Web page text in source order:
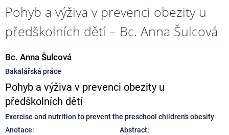
Pohyb a výživa v prevenci obezity u
předškolních dětí – Bc. Anna Šulcová
Bc. Anna Šulcová
Bakalářská práce
Pohyb a výživa v prevenci obezity u
předškolních dětí
Exercise and nutrition to prevent the preschool children's obesity
Anotace:
Abstract: